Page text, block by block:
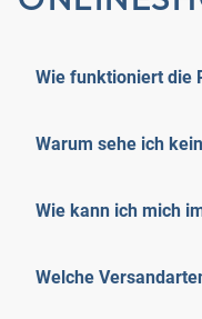
Wie funktioniert die
Warum sehe ich
Wie kann ich mich
Welche